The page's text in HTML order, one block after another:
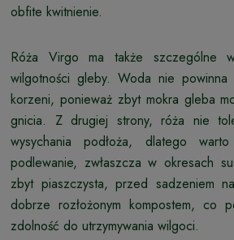
obfite kwitnienie.
Róża Virgo ma także szczególne
wilgotności gleby. Woda nie powinna
korzeni, ponieważ zbyt mokra gleba
gnicia. Z drugiej strony, róża nie
wysychania podłoża, dlatego
podlewanie, zwłaszcza w okresach
zbyt piaszczysta, przed sadzeniem
dobrze rozłożonym kompostem, co
zdolność do utrzymywania wilgoci.